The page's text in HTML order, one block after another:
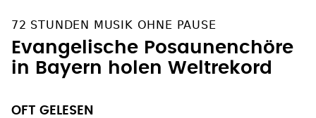
72 STUNDEN MUSIK OHNE PAUSE
Evangelische Posaunenchöre
in Bayern holen Weltrekord
OFT GELESEN